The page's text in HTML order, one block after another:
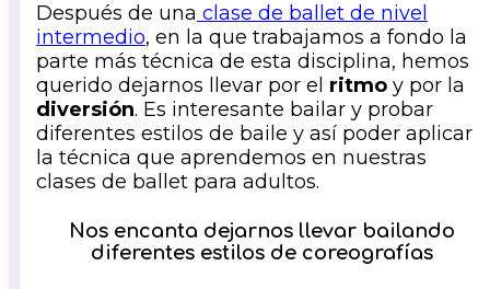
Después de una clase de ballet de nivel
intermedio, en la que trabajamos a fondo la
parte más técnica de esta disciplina, hemos
querido dejarnos llevar por el ritmo y por la
diversión. Es interesante bailar y probar
diferentes estilos de baile y así poder aplicar
la técnica que aprendemos en nuestras
clases de ballet para adultos.
Nos encanta dejarnos llevar bailando
diferentes estilos de coreografías